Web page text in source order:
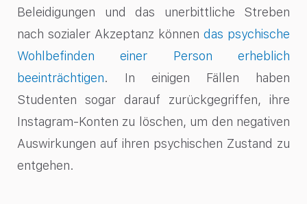
Beleidigungen und das unerbittliche Streben
nach sozialer Akzeptanz können das psychische
Wohlbefinden einer Person erheblich
beeinträchtigen. In einigen Fällen haben
Studenten sogar darauf zurückgegriffen, ihre
Instagram-Konten zu löschen, um den negativen
Auswirkungen auf ihren psychischen Zustand zu
entgehen.